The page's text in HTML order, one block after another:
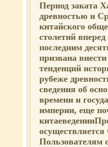
Период заката
древностью и
китайского
столетий
последним
призвана
тенденций
рубеже
сведения об
времени и
империи, еще